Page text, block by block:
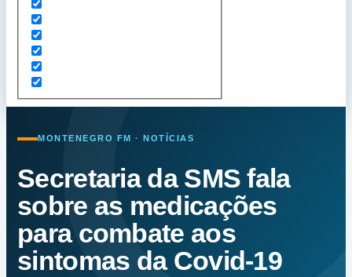
MONTENEGRO FM · NOTÍCIAS
Secretaria da SMS fala
sobre as medicações
para combate aos
sintomas da Covid-19